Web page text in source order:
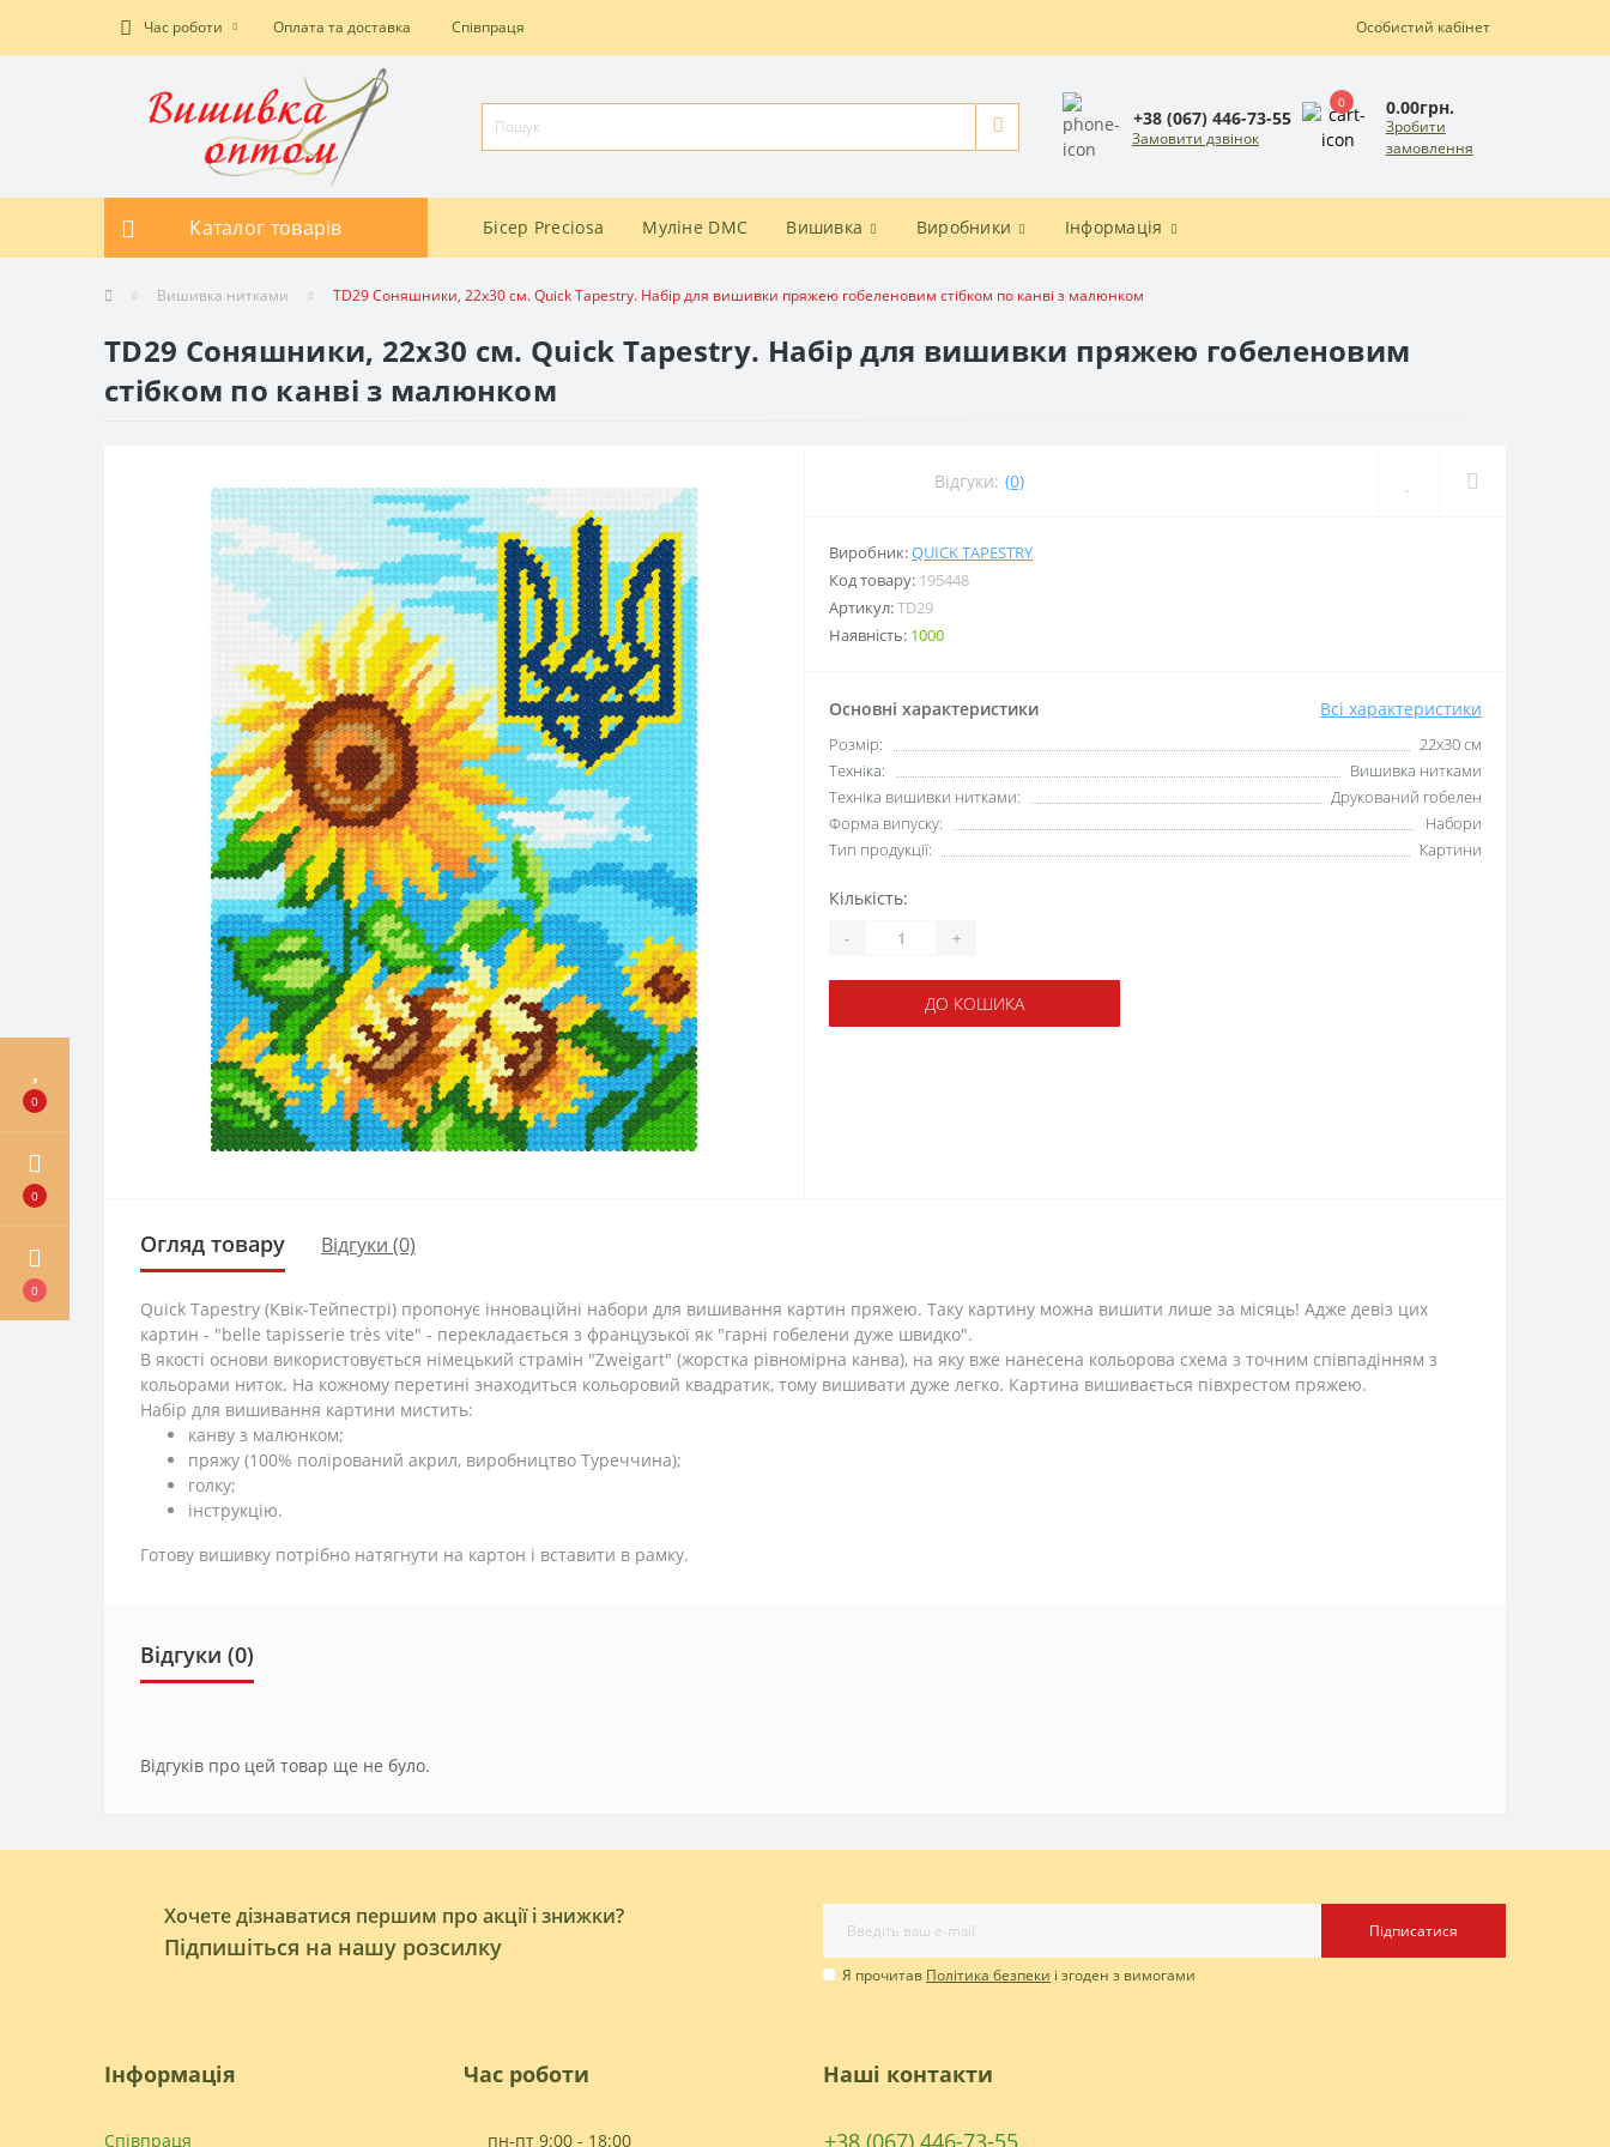
0
0
0
Час роботи Оплата та доставка Співпраця Особистий кабінет
+38 (067) 446-73-55
Замовити дзвінок
0 0.00грн.
Зробити
замовлення
Каталог товарів Бісер Preciosa Муліне DMC Вишивка Виробники Інформація
Вишивка нитками TD29 Соняшники, 22х30 см. Quick Tapestry. Набір для вишивки пряжею гобеленовим стібком по канві з малюнком
TD29 Соняшники, 22х30 см. Quick Tapestry. Набір для вишивки пряжею гобеленовим
стібком по канві з малюнком
Відгуки: (0)
Виробник:QUICK TAPESTRY
Код товару: 195448
Артикул:TD29
Наявність: 1000
Основні характеристики Всі характеристики
Розмір:
22х30 см
Техніка:
Вишивка нитками
Техніка вишивки нитками:
Друкований гобелен
Форма випуску:
Набори
Тип продукції:
Картини
Кількість:
- +
ДО КОШИКА
Огляд товару Відгуки (0)
Quick Tapestry (Квік-Тейпестрі) пропонує інноваційні набори для вишивання картин пряжею. Таку картину можна вишити лише за місяць! Адже девіз цих
картин - "belle tapisserie très vite" - перекладається з французької як "гарні гобелени дуже швидко".
В якості основи використовується німецький страмін "Zweigart" (жорстка рівномірна канва), на яку вже нанесена кольорова схема з точним співпадінням з
кольорами ниток. На кожному перетині знаходиться кольоровий квадратик, тому вишивати дуже легко. Картина вишивається півхрестом пряжею.
Набір для вишивання картини мистить:
канву з малюнком;
пряжу (100% полірований акрил, виробництво Туреччина);
голку;
інструкцію.
Готову вишивку потрібно натягнути на картон і вставити в рамку.
Відгуки (0)
Відгуків про цей товар ще не було.
Хочете дізнаватися першим про акції і знижки?
Підпишіться на нашу розсилку
Підписатися
Я прочитав Політика безпеки і згоден з вимогами
Інформація
Співпраця
Час роботи
пн-пт 9:00 - 18:00
Наші контакти